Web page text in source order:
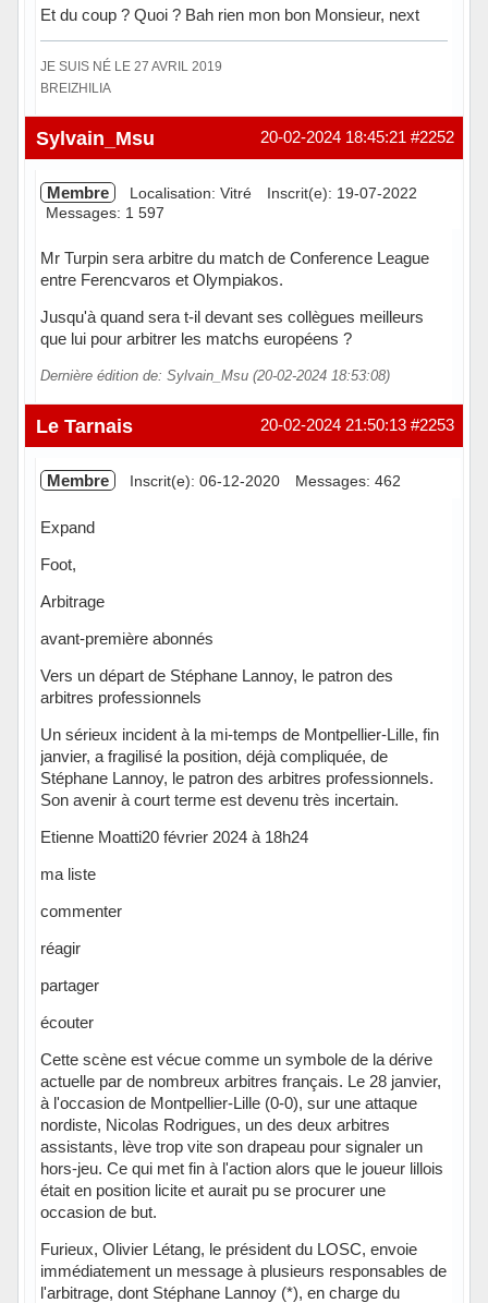
Et du coup ? Quoi ? Bah rien mon bon Monsieur, next
JE SUIS NÉ LE 27 AVRIL 2019
BREIZHILIA
Hors ligne #2252
20-02-2024 18:45:21
Sylvain_Msu
Membre Localisation: Vitré
Inscrit(e): 19-07-2022
Messages: 1 597
Mr Turpin sera arbitre du match de Conference League
entre Ferencvaros et Olympiakos.
Jusqu'à quand sera t-il devant ses collègues meilleurs
que lui pour arbitrer les matchs européens ?
Dernière édition de: Sylvain_Msu (20-02-2024 18:53:08)
Hors ligne #2253
20-02-2024 21:50:13
Le Tarnais
Membre Inscrit(e): 06-12-2020 Messages: 462
Expand
Foot,
Arbitrage
avant-première abonnés
Vers un départ de Stéphane Lannoy, le patron des
arbitres professionnels
Un sérieux incident à la mi-temps de Montpellier-Lille, fin
janvier, a fragilisé la position, déjà compliquée, de
Stéphane Lannoy, le patron des arbitres professionnels.
Son avenir à court terme est devenu très incertain.
Etienne Moatti20 février 2024 à 18h24
ma liste
commenter
réagir
partager
écouter
Cette scène est vécue comme un symbole de la dérive
actuelle par de nombreux arbitres français. Le 28 janvier,
à l'occasion de Montpellier-Lille (0-0), sur une attaque
nordiste, Nicolas Rodrigues, un des deux arbitres
assistants, lève trop vite son drapeau pour signaler un
hors-jeu. Ce qui met fin à l'action alors que le joueur lillois
était en position licite et aurait pu se procurer une
occasion de but.
Furieux, Olivier Létang, le président du LOSC, envoie
immédiatement un message à plusieurs responsables de
l'arbitrage, dont Stéphane Lannoy (*), en charge du